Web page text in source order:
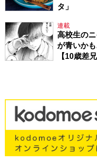
タ」
連載
高校生の
が青いか
【10歳差